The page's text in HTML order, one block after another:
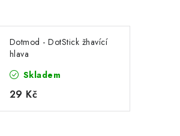
Dotmod - DotStick žhavící
hlava
Skladem
29 Kč